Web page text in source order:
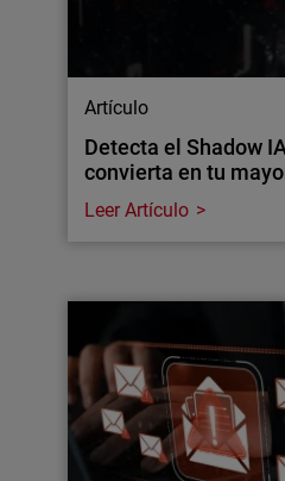
Artículo
Detecta el Shadow
convierta en tu
Leer Artículo